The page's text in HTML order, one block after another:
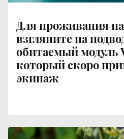
Для проживания на
взгляните на
обитаемый модуль
который скоро
экипаж